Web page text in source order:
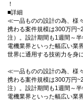
！
■詳細
≪一品ものの設計の為、様
携わる案件規模は300万円
注）。設計期間も1週間～
電機業界といった幅広い業
世界に通用する技術力を身
≪一品ものの設計の為、様
携わる案件規模は300万円
注）。設計期間も1週間～
電機業界といった幅広い業